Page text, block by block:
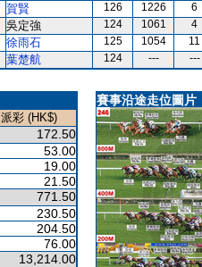
賀賢 126 1226 6
吳定強 124 1061 4
徐雨石 125 1054 11
葉楚航 124 --- ---
派彩 (HK$)
172.50
53.00
19.00
21.50
771.50
230.50
204.50
76.00
13,214.00
賽事沿途走位圖片